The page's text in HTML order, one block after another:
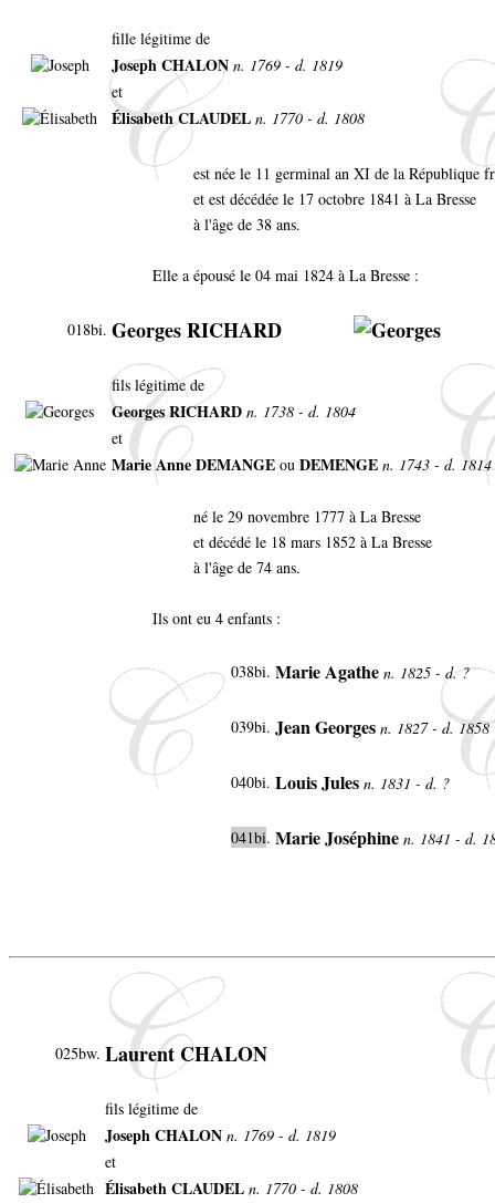
fille légitime de
Joseph CHALON n. 1769 - d. 1819
et
Élisabeth CLAUDEL n. 1770 - d. 1808
est née le 11 germinal an XI de la République
et est décédée le 17 octobre 1841 à La Bresse
à l'âge de 38 ans.
Elle a épousé le 04 mai 1824 à La Bresse :
018bi. Georges RICHARD
fils légitime de
Georges RICHARD n. 1738 - d. 1804
et
Marie Anne DEMANGE ou DEMENGE n. 1743 - d. 1814
né le 29 novembre 1777 à La Bresse
et décédé le 18 mars 1852 à La Bresse
à l'âge de 74 ans.
Ils ont eu 4 enfants :
038bi. Marie Agathe n. 1825 - d. ?
039bi. Jean Georges n. 1827 - d. 1858
040bi. Louis Jules n. 1831 - d. ?
041bi. Marie Joséphine n. 1841 - d.
025bw. Laurent CHALON
fils légitime de
Joseph CHALON n. 1769 - d. 1819
et
Élisabeth CLAUDEL n. 1770 - d. 1808